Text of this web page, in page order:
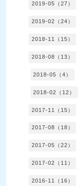
2019-05（27）
2019-02（24）
2018-11（15）
2018-08（13）
2018-05（4）
2018-02（12）
2017-11（15）
2017-08（18）
2017-05（22）
2017-02（11）
2016-11（16）